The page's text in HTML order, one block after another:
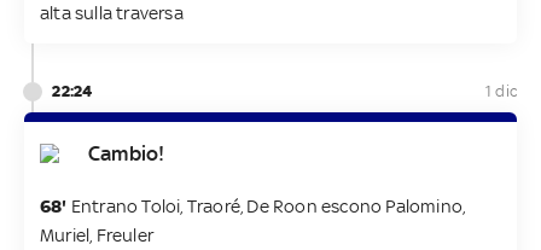
alta sulla traversa
22:24 1 dic
Cambio!
68' Entrano Toloi, Traoré, De Roon escono Palomino,
Muriel, Freuler